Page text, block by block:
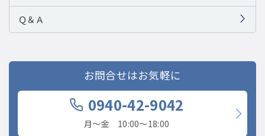
Ｑ＆Ａ
お問合せはお気軽に
0940-42-9042
月〜金 10:00〜18:00